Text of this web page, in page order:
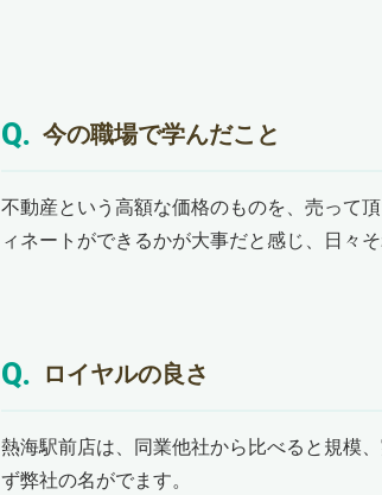
今の職場で学んだこと
不動産という高額な価格のものを、売って
ィネートができるかが大事だと感じ、日々
ロイヤルの良さ
熱海駅前店は、同業他社から比べると規模
ず弊社の名がでます。